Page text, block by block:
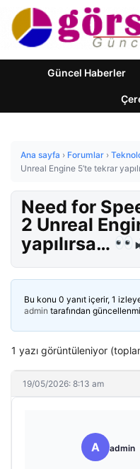
Güncel Haberler
Ana sayfa › Forumlar ›
Unreal Engine 5’te tekrar
Need for
2 Unreal
yapılırsa…
Bu konu 0 yanıt içerir, 1
admin tarafından
1 yazı görüntüleniyor
19/05/2026: 8:13 am
A admin